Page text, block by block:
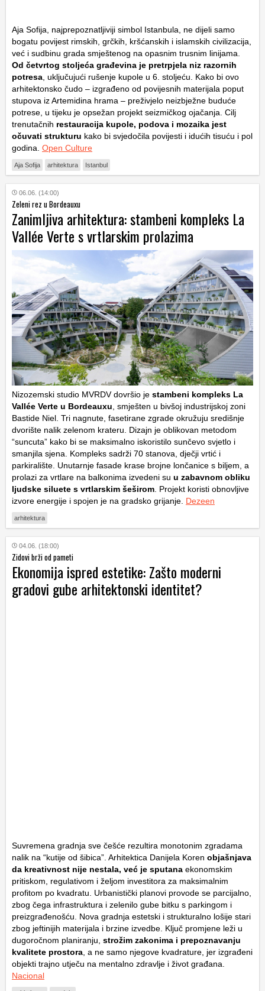
Aja Sofija, najprepoznatljiviji simbol Istanbula, ne dijeli samo
bogatu povijest rimskih, grčkih, kršćanskih i islamskih civilizacija,
već i sudbinu grada smještenog na opasnim trusnim linijama.
Od četvrtog stoljeća građevina je pretrpjela niz razornih
potresa , uključujući rušenje kupole u 6. stoljeću. Kako bi ovo
arhitektonsko čudo – izgrađeno od povijesnih materijala poput
stupova iz Artemidina hrama – preživjelo neizbježne buduće
potrese, u tijeku je opsežan projekt seizmičkog ojačanja. Cilj
trenutačnih restauracija kupole, podova i mozaika jest
očuvati strukturu kako bi svjedočila povijesti i idućih tisuću i pol
godina. Open Culture
Aja Sofija arhitektura Istanbul
06.06. (14:00)
Zeleni rez u Bordeauxu
Zanimljiva arhitektura: stambeni kompleks La
Vallée Verte s vrtlarskim prolazima
Nizozemski studio MVRDV dovršio je stambeni kompleks La
Vallée Verte u Bordeauxu , smješten u bivšoj industrijskoj zoni
Bastide Niel. Tri nagnute, fasetirane zgrade okružuju središnje
dvorište nalik zelenom krateru. Dizajn je oblikovan metodom
“suncuta” kako bi se maksimalno iskoristilo sunčevo svjetlo i
smanjila sjena. Kompleks sadrži 70 stanova, dječji vrtić i
parkiralište. Unutarnje fasade krase brojne lončanice s biljem, a
prolazi za vrtlare na balkonima izvedeni su u zabavnom obliku
ljudske siluete s vrtlarskim šeširom . Projekt koristi obnovljive
izvore energije i spojen je na gradsko grijanje. Dezeen
arhitektura
04.06. (18:00)
Zidovi brži od pameti
Ekonomija ispred estetike: Zašto moderni
gradovi gube arhitektonski identitet?
Suvremena gradnja sve češće rezultira monotonim zgradama
nalik na “kutije od šibica”. Arhitektica Danijela Koren objašnjava
da kreativnost nije nestala, već je sputana ekonomskim
pritiskom, regulativom i željom investitora za maksimalnim
profitom po kvadratu. Urbanistički planovi provode se parcijalno,
zbog čega infrastruktura i zelenilo gube bitku s parkingom i
preizgrađenošću. Nova gradnja estetski i strukturalno lošije stari
zbog jeftinijih materijala i brzine izvedbe. Ključ promjene leži u
dugoročnom planiranju, strožim zakonima i prepoznavanju
kvalitete prostora , a ne samo njegove kvadrature, jer izgrađeni
objekti trajno utječu na mentalno zdravlje i život građana.
Nacional